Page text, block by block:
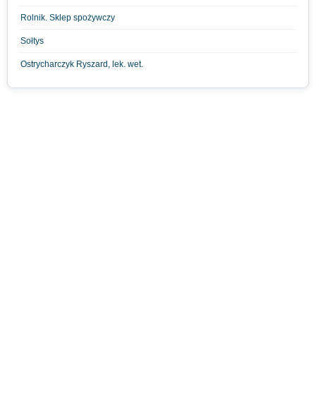
Rolnik. Sklep spożywczy
Sołtys
Ostrycharczyk Ryszard, lek. wet.